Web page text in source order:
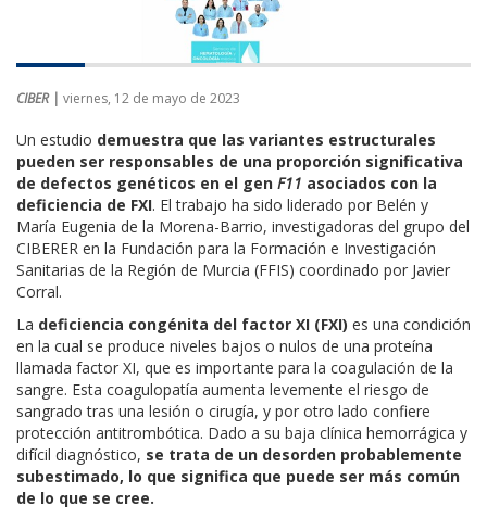
CIBER | viernes, 12 de mayo de 2023
Un estudio demuestra que las variantes estructurales
pueden ser responsables de una proporción significativa
de defectos genéticos en el gen F11 asociados con la
deficiencia de FXI. El trabajo ha sido liderado por Belén y
María Eugenia de la Morena-Barrio, investigadoras del grupo del
CIBERER en la Fundación para la Formación e Investigación
Sanitarias de la Región de Murcia (FFIS) coordinado por Javier
Corral.
La deficiencia congénita del factor XI (FXI) es una condición
en la cual se produce niveles bajos o nulos de una proteína
llamada factor XI, que es importante para la coagulación de la
sangre. Esta coagulopatía aumenta levemente el riesgo de
sangrado tras una lesión o cirugía, y por otro lado confiere
protección antitrombótica. Dado a su baja clínica hemorrágica y
difícil diagnóstico, se trata de un desorden probablemente
subestimado, lo que significa que puede ser más común
de lo que se cree.